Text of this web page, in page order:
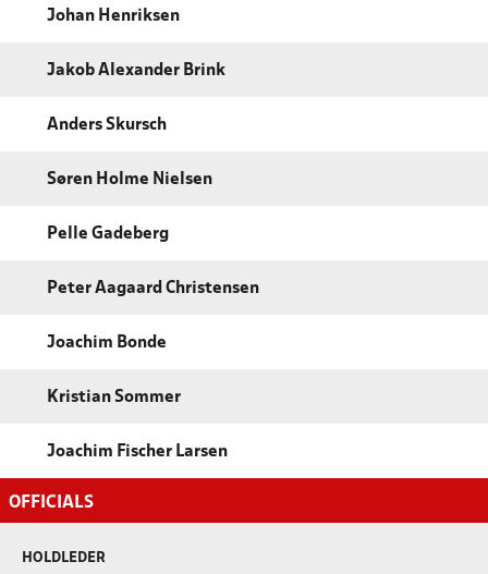
Johan Henriksen
Jakob Alexander Brink
Anders Skursch
Søren Holme Nielsen
Pelle Gadeberg
Peter Aagaard Christensen
Joachim Bonde
Kristian Sommer
Joachim Fischer Larsen
OFFICIALS
HOLDLEDER